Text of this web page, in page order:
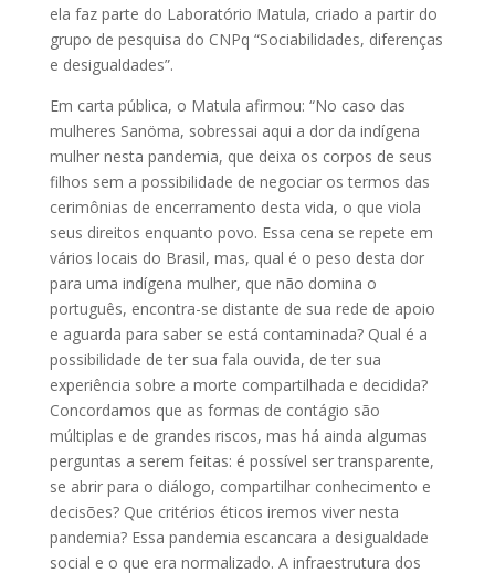
ela faz parte do Laboratório Matula, criado a partir do
grupo de pesquisa do CNPq “Sociabilidades, diferenças
e desigualdades”.
Em carta pública, o Matula afirmou: “No caso das
mulheres Sanöma, sobressai aqui a dor da indígena
mulher nesta pandemia, que deixa os corpos de seus
filhos sem a possibilidade de negociar os termos das
cerimônias de encerramento desta vida, o que viola
seus direitos enquanto povo. Essa cena se repete em
vários locais do Brasil, mas, qual é o peso desta dor
para uma indígena mulher, que não domina o
português, encontra-se distante de sua rede de apoio
e aguarda para saber se está contaminada? Qual é a
possibilidade de ter sua fala ouvida, de ter sua
experiência sobre a morte compartilhada e decidida?
Concordamos que as formas de contágio são
múltiplas e de grandes riscos, mas há ainda algumas
perguntas a serem feitas: é possível ser transparente,
se abrir para o diálogo, compartilhar conhecimento e
decisões? Que critérios éticos iremos viver nesta
pandemia? Essa pandemia escancara a desigualdade
social e o que era normalizado. A infraestrutura dos